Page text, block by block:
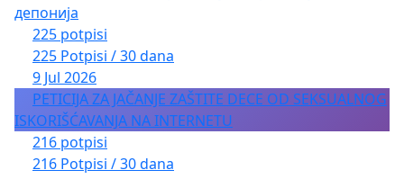
депонија
225 potpisi
225 Potpisi / 30 dana
9 Jul 2026
PETICIJA ZA JAČANJE ZAŠTITE DECE OD SEKSUALNOG
ISKORIŠĆAVANJA NA INTERNETU
216 potpisi
216 Potpisi / 30 dana